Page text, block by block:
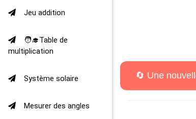
Jeu addition
🧑‍🎓Table de
multiplication
Système solaire
Mesurer des angles